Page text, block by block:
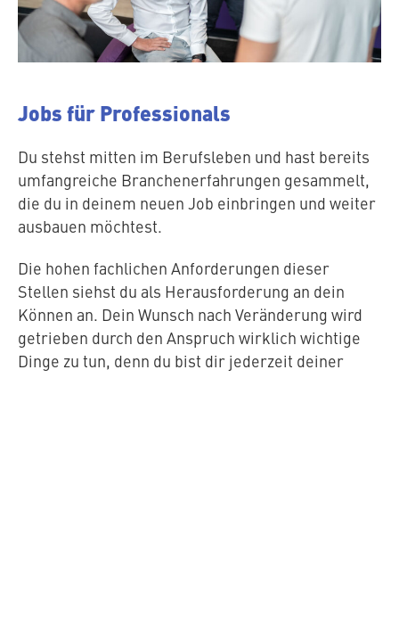
Jobs für Professionals
Du stehst mitten im Be­rufs­le­ben und hast bereits
um­fang­rei­che Bran­chen­er­fah­run­gen gesammelt,
die du in deinem neuen Job ein­brin­gen und weiter
ausbauen möchtest.
Die hohen fach­li­chen An­for­de­run­gen dieser
Stellen siehst du als Her­aus­for­de­rung an dein
Können an. Dein Wunsch nach Ver­än­de­rung wird
getrieben durch den Anspruch wirklich wichtige
Dinge zu tun, denn du bist dir jederzeit deiner